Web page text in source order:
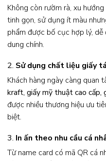
Không còn rườm rà, xu
tinh gọn, sử dụng ít màu
phẩm được bố cục hợp lý,
dung chính.
2. Sử dụng chất liệu giấy
Khách hàng ngày càng quan
kraft, giấy mỹ thuật cao cấp,
được nhiều thương hiệu ưu
biệt.
3. In ấn theo nhu cầu cá
Từ name card có mã QR cá